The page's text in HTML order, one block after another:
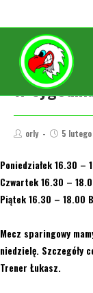
W
orly 5 lutego
Poniedziałek 16.30 –
Czwartek 16.30 –
Piątek 16.30 – 18.00
Mecz sparingowy
niedzielę. Szczegóły
Trener Łukasz.